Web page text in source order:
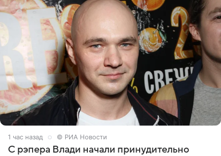
1 час назад © РИА Новости
С рэпера Влади начали принудительно